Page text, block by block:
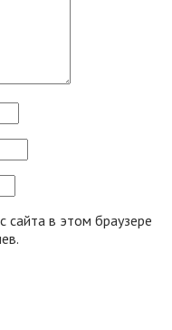
сайта в этом браузере